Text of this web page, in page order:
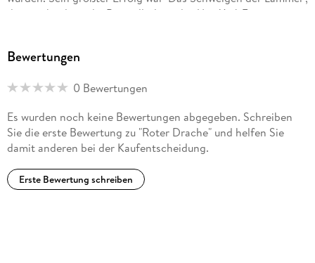
das wochenlang die Bestsellerliste der
New York Times
Bewertungen
0 Bewertungen
Es wurden noch keine Bewertungen abgegeben. Schreiben
Sie die erste Bewertung zu "Roter Drache" und helfen Sie
damit anderen bei der Kaufentscheidung.
Erste Bewertung schreiben